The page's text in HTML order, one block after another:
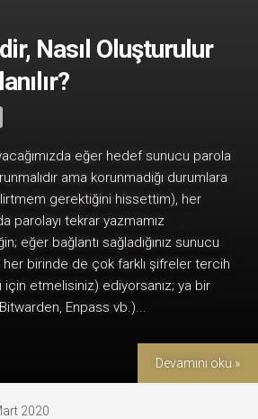
Nasıl Oluşturulur
eğer hedef sunucu parola
ama korunmadığı durumlara
gerektiğini hissettim), her
parolayı tekrar yazmamız
eğer bağlantı sağladığınız sunucu
her birinde de çok farklı şifreler tercih
için etmelisiniz) ediyorsanız; ya bir
Enpass vb.)...
Devamını oku »
2020